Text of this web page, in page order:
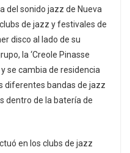
del sonido jazz de Nueva
de jazz y festivales de
disco al lado de su
la ‘Creole Pinasse
y se cambia de residencia
diferentes bandas de jazz
dentro de la batería de
en los clubs de jazz